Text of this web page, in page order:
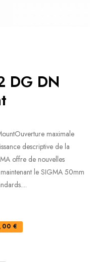
DG DN
maximale
descriptive de la
offre de nouvelles
le SIGMA 50mm
€